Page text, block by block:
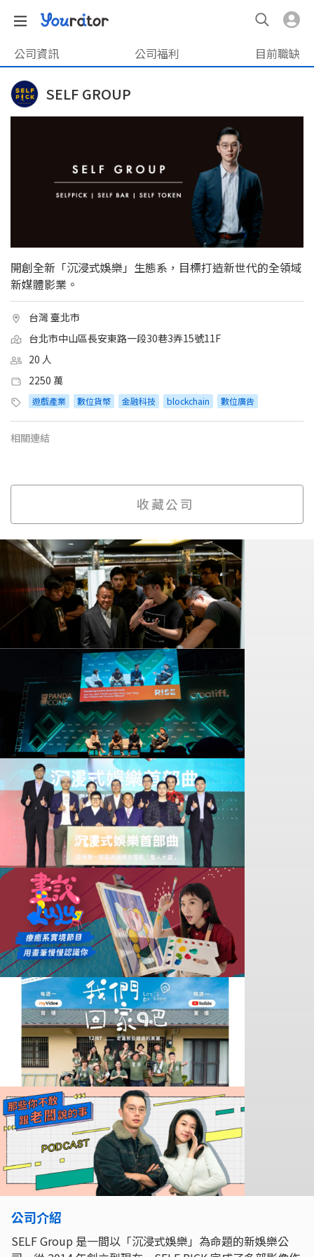
公司資訊 公司福利 目前職缺
SELF GROUP
開創全新「沉浸式娛樂」生態系，目標打造新世代的全領域
新媒體影業。
台灣 臺北市
台北市中山區長安東路一段30巷3弄15號11F
20 人
2250 萬
遊戲產業 數位貨幣 金融科技 blockchain 數位廣告
相關連結
收藏公司
公司介紹
SELF Group 是一間以「沉浸式娛樂」為命題的新娛樂公